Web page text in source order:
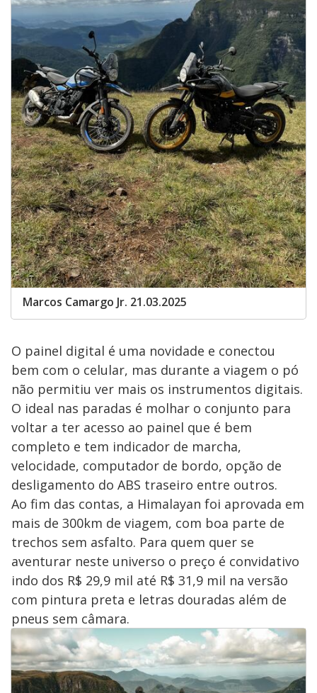
Marcos Camargo Jr. 21.03.2025
O painel digital é uma novidade e conectou
bem com o celular, mas durante a viagem o pó
não permitiu ver mais os instrumentos digitais.
O ideal nas paradas é molhar o conjunto para
voltar a ter acesso ao painel que é bem
completo e tem indicador de marcha,
velocidade, computador de bordo, opção de
desligamento do ABS traseiro entre outros.
Ao fim das contas, a Himalayan foi aprovada em
mais de 300km de viagem, com boa parte de
trechos sem asfalto. Para quem quer se
aventurar neste universo o preço é convidativo
indo dos R$ 29,9 mil até R$ 31,9 mil na versão
com pintura preta e letras douradas além de
pneus sem câmara.